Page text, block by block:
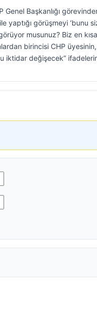
Genel Başkanlığı
yaptığı görüşmeyi
musunuz? Biz en
birincisi CHP
iktidar değişecek”